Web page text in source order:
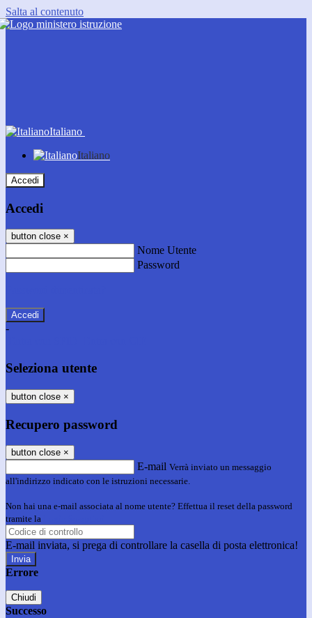
Salta al contenuto
Italiano
Italiano
Accedi
Accedi
button close ×
Nome Utente
Password
-
Seleziona utente
button close ×
Recupero password
button close ×
E-mail Verrà inviato un messaggio
all'indirizzo indicato con le istruzioni necessarie.
Non hai una e-mail associata al nome utente? Effettua il reset della password
tramite la
E-mail inviata, si prega di controllare la casella di posta elettronica!
Errore
Chiudi
Successo